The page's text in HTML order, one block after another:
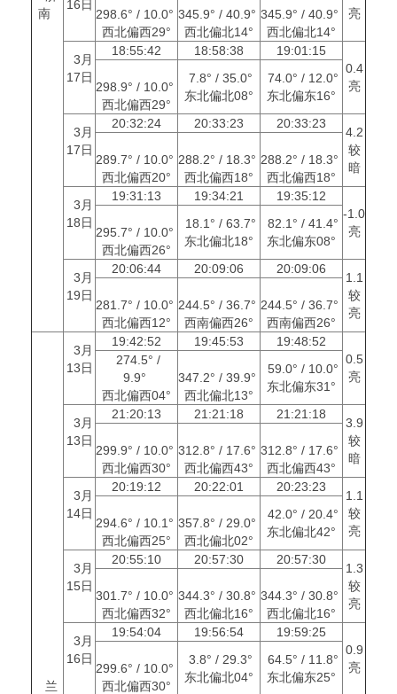
南
16日
亮
298.6° / 10.0°
西北偏西29°
345.9° / 40.9°
西北偏北14°
345.9° / 40.9°
西北偏北14°
3月
17日
18:55:42 18:58:38
19:01:15
0.4
亮
298.9° / 10.0°
西北偏西29°
7.8° / 35.0°
东北偏北08°
74.0° / 12.0°
东北偏东16°
3月
17日
20:32:24 20:33:23 20:33:23
4.2
较
暗
289.7° / 10.0°
西北偏西20°
288.2° / 18.3°
西北偏西18°
288.2° / 18.3°
西北偏西18°
3月
18日
19:31:13 19:34:21
19:35:12
-1.0
亮
295.7° / 10.0°
西北偏西26°
18.1° / 63.7°
东北偏北18°
82.1° / 41.4°
东北偏东08°
3月
19日
20:06:44 20:09:06 20:09:06
1.1
较
亮
281.7° / 10.0°
西北偏西12°
244.5° / 36.7°
西南偏西26°
244.5° / 36.7°
西南偏西26°
兰
3月
13日
19:42:52 19:45:53
19:48:52
0.5
亮
274.5° /
9.9°
西北偏西04°
347.2° / 39.9°
西北偏北13°
59.0° / 10.0°
东北偏东31°
3月
13日
21:20:13 21:21:18 21:21:18
3.9
较
暗
299.9° / 10.0°
西北偏西30°
312.8° / 17.6°
西北偏西43°
312.8° / 17.6°
西北偏西43°
3月
14日
20:19:12 20:22:01 20:23:23
1.1
较
亮
294.6° / 10.1°
西北偏西25°
357.8° / 29.0°
西北偏北02°
42.0° / 20.4°
东北偏北42°
3月
15日
20:55:10 20:57:30 20:57:30
1.3
较
亮
301.7° / 10.0°
西北偏西32°
344.3° / 30.8°
西北偏北16°
344.3° / 30.8°
西北偏北16°
3月
16日
19:54:04 19:56:54
19:59:25
0.9
亮
299.6° / 10.0°
西北偏西30°
3.8° / 29.3°
东北偏北04°
64.5° / 11.8°
东北偏东25°